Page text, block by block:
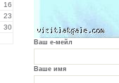
16
23
30
Ваш е-мейл
Ваше имя